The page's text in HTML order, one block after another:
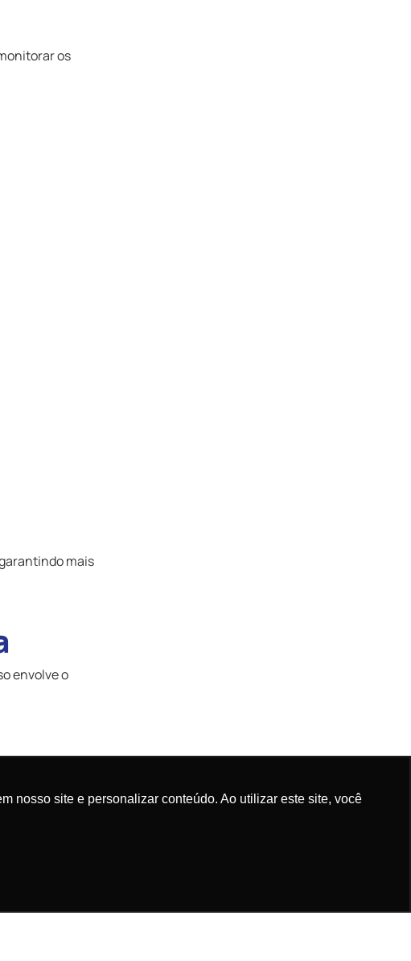
nosso site e personalizar conteúdo. Ao utilizar este site, você
os
mais
envolve o
satisfação do